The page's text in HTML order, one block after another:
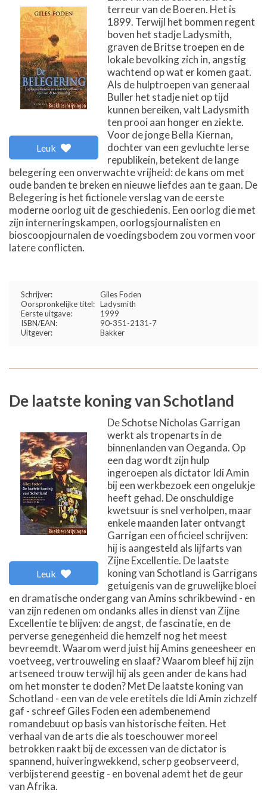
Leuk
terreur van de Boeren. Het is
1899. Terwijl het bommen regent
boven het stadje Ladysmith,
graven de Britse troepen en de
lokale bevolking zich in, angstig
wachtend op wat er komen gaat.
Als de hulptroepen van generaal
Buller het stadje niet op tijd
kunnen bereiken, valt Ladysmith
ten prooi aan honger en ziekte.
Voor de jonge Bella Kiernan,
dochter van een gevluchte Ierse
republikein, betekent de lange
belegering een onverwachte vrijheid: de kans om met
oude banden te breken en nieuwe liefdes aan te gaan. De
Belegering is het fictionele verslag van de eerste
moderne oorlog uit de geschiedenis. Een oorlog die met
zijn interneringskampen, oorlogsjournalisten en
bioscoopjournalen de voedingsbodem zou vormen voor
latere conflicten.
Schrijver:
Giles Foden
Oorspronkelijke titel: Ladysmith
Eerste uitgave:
1999
ISBN/EAN:
90-351-2131-7
Uitgever:
Bakker
De laatste koning van Schotland
Leuk
De Schotse Nicholas Garrigan
werkt als tropenarts in de
binnenlanden van Oeganda. Op
een dag wordt zijn hulp
ingeroepen als dictator Idi Amin
bij een werkbezoek een ongelukje
heeft gehad. De onschuldige
kwetsuur is snel verholpen, maar
enkele maanden later ontvangt
Garrigan een officieel schrijven:
hij is aangesteld als lijfarts van
Zijne Excellentie. De laatste
koning van Schotland is Garrigans
getuigenis van de gruwelijke bloei
en dramatische ondergang van Amins schrikbewind - en
van zijn redenen om ondanks alles in dienst van Zijne
Excellentie te blijven: de angst, de fascinatie, en de
perverse genegenheid die hemzelf nog het meest
bevreemdt. Waarom werd juist hij Amins geneesheer en
voetveeg, vertrouweling en slaaf? Waarom bleef hij zijn
artseneed trouw terwijl hij als geen ander de kans had
om het monster te doden? Met De laatste koning van
Schotland - een van de vele eretitels die Idi Amin zichzelf
gaf - schreef Giles Foden een adembenemend
romandebuut op basis van historische feiten. Het
verhaal van de arts die als toeschouwer moreel
betrokken raakt bij de excessen van de dictator is
spannend, huiveringwekkend, scherp geobserveerd,
verbijsterend geestig - en bovenal ademt het de geur
van Afrika.